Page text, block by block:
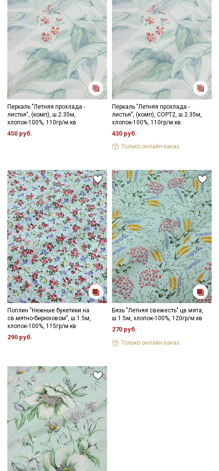
зависимости от партии.
Перкаль "Летняя прохлада -
листья", (комп), ш.2.35м,
хлопок-100%, 110гр/м.кв
450 руб.
Перкаль "Летняя прохлада -
листья", (комп), СОРТ2, ш.2.35м,
хлопок-100%, 110гр/м.кв
430 руб.
Только онлайн-заказ
Поплин "Нежные букетики на
св.мятно-бирюзовом", ш.1.5м,
хлопок-100%, 115гр/м.кв
290 руб.
Бязь "Летняя свежесть" цв.мята,
ш.1.5м, хлопок-100%, 120гр/м.кв
270 руб.
Только онлайн-заказ
Электронная почта
Подписаться
Ознакомлен(а) с
Политикой обработки персональных
данныхи даю
Согласие на обработку персональных
данных
ДаюСогласие на получение рекламных и
информационных рассылок